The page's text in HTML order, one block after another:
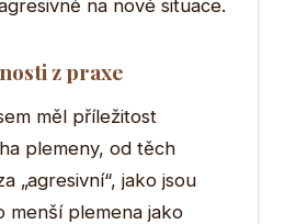
na nové situace.
z praxe
měl příležitost
plemeny, od těch
„agresivní“, jako jsou
menší plemena jako